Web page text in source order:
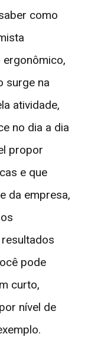
como
surge na
atividade,
no dia a dia
propor
e que
da empresa,
pode
curto,
nível de